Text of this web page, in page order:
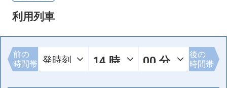
利用列車
前の
時間帯
後の
時間帯